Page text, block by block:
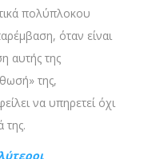
πολύπλοκου
όταν είναι
αυτής της
της,
να υπηρετεί όχι
της.